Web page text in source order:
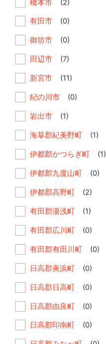
橋本市 (2)
有田市 (0)
御坊市 (0)
田辺市 (7)
新宮市 (11)
紀の川市 (0)
岩出市 (1)
海草郡紀美野町 (1)
伊都郡かつらぎ町 (1)
伊都郡九度山町 (0)
伊都郡高野町 (2)
有田郡湯浅町 (1)
有田郡広川町 (0)
有田郡有田川町 (0)
日高郡美浜町 (0)
日高郡日高町 (0)
日高郡由良町 (0)
日高郡印南町 (0)